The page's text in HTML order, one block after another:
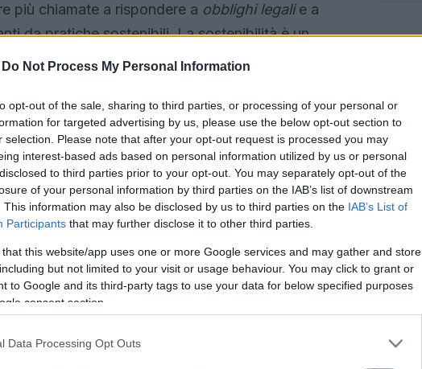
Do Not Process My Personal Information
opt-out of the sale, sharing to third parties, or processing of your personal or
for targeted advertising by us, please use the below opt-out section to
selection. Please note that after your opt-out request is processed you may
interest-based ads based on personal information utilized by us or personal
to third parties prior to your opt-out. You may separately opt-out of the
of your personal information by third parties on the IAB’s list of downstream
This information may also be disclosed by us to third parties on the IAB’s List of
Participants that may further disclose it to other third parties.
that this website/app uses one or more Google services and may gather and store
but not limited to your visit or usage behaviour. You may click to grant or
to Google and its third-party tags to use your data for below specified purposes
consent section.
Data Processing Opt Outs
più chiamate a rispondere a obblighi legalie a
da pratiche sostenibili. La sostenibilità è un
le performance finanziarie delle
gli obblighi e i vantaggi legati alla
possano trarre profitto da una gestione